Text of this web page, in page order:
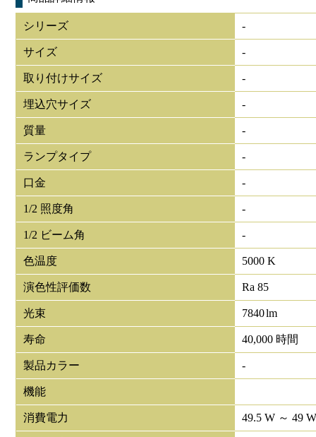
シリーズ -
サイズ -
取り付けサイズ -
埋込穴サイズ -
質量 -
ランプタイプ -
口金 -
1/2 照度角 -
1/2 ビーム角 -
色温度 5000 K
演色性評価数 Ra 85
光束 7840lm
寿命 40,000 時間
製品カラー -
機能
消費電力 49.5 W ～ 49